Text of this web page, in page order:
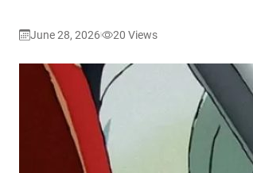
June 28, 2026 20 Views